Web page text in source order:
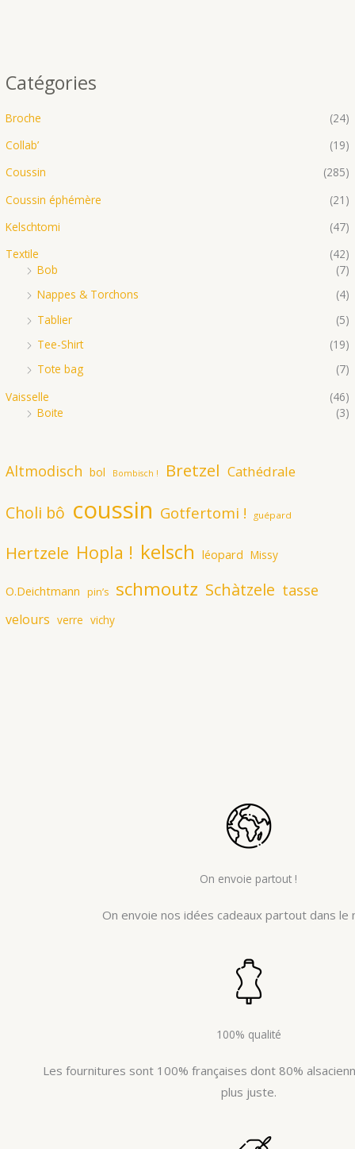
Catégories
Broche
(24)
Collab’
(19)
Coussin
(285)
Coussin éphémère
(21)
Kelschtomi
(47)
Textile
(42)
Bob
(7)
Nappes & Torchons
(4)
Tablier
(5)
Tee-Shirt
(19)
Tote bag
(7)
Vaisselle
(46)
Boite
(3)
Altmodisch bol Bombisch ! Bretzel Cathédrale
Choli bô coussin Gotfertomi ! guépard
Hertzele Hopla ! kelsch léopard Missy
O.Deichtmann pin’s schmoutz Schàtzele tasse
velours verre vichy
On envoie partout !
On envoie nos idées cadeaux partout dans le
100% qualité
Les fournitures sont 100% françaises dont 80%
plus juste.